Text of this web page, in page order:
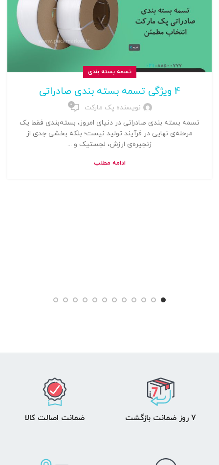
تسمه بسته بندی
4 ویژگی تسمه بسته‌ بندی صادراتی
نویسنده پک مارکت 0
تسمه بسته‌ بندی صادراتی در دنیای امروز، بسته‌بندی فقط یک
مرحله‌ی نهایی در فرآیند تولید نیست؛ بلکه بخشی جدی از
زنجیره‌ی ارزش، لجستیک و ...
ادامه مطلب
ضمانت اصالت کالا 7 روز ضمانت بازگشت